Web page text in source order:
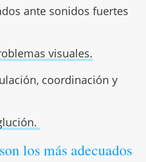
ante sonidos fuertes
visuales.
coordinación y
los más adecuados